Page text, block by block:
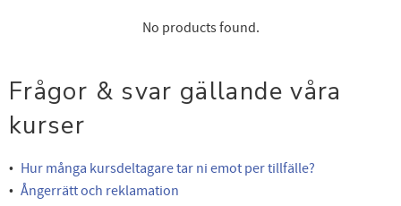
No products found.
Frågor & svar gällande våra
kurser
Hur många kursdeltagare tar ni emot per tillfälle?
Ångerrätt och reklamation